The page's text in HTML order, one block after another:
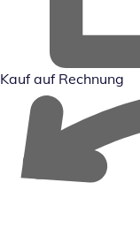
Kauf auf Rechnung